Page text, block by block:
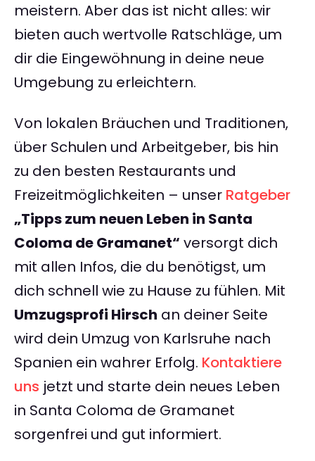
meistern. Aber das ist nicht alles: wir
bieten auch wertvolle Ratschläge, um
dir die Eingewöhnung in deine neue
Umgebung zu erleichtern.
Von lokalen Bräuchen und Traditionen,
über Schulen und Arbeitgeber, bis hin
zu den besten Restaurants und
Freizeitmöglichkeiten – unser Ratgeber
„Tipps zum neuen Leben in Santa
Coloma de Gramanet“ versorgt dich
mit allen Infos, die du benötigst, um
dich schnell wie zu Hause zu fühlen. Mit
Umzugsprofi Hirsch an deiner Seite
wird dein Umzug von Karlsruhe nach
Spanien ein wahrer Erfolg. Kontaktiere
uns jetzt und starte dein neues Leben
in Santa Coloma de Gramanet
sorgenfrei und gut informiert.